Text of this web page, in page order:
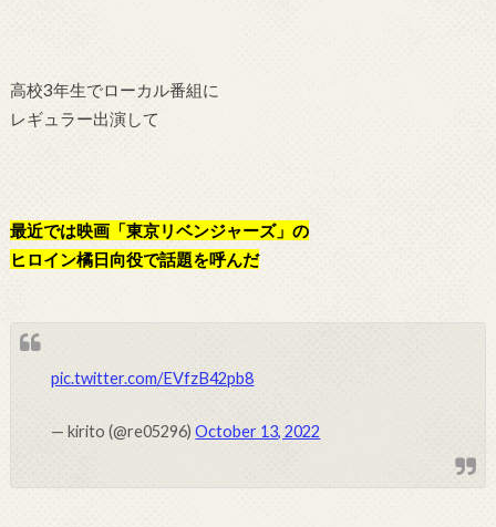
高校3年生でローカル番組に
レギュラー出演して
最近では映画「東京リベンジャーズ」の
ヒロイン橘日向役で話題を呼んだ
pic.twitter.com/EVfzB42pb8
— kirito (@re05296)October 13, 2022